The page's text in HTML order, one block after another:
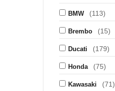
BMW (113)
Brembo (15)
Ducati (179)
Honda (75)
Kawasaki (71)